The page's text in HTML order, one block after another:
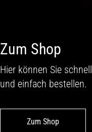
Zum Shop
Hier können Sie schnell
und einfach bestellen.
Zum Shop